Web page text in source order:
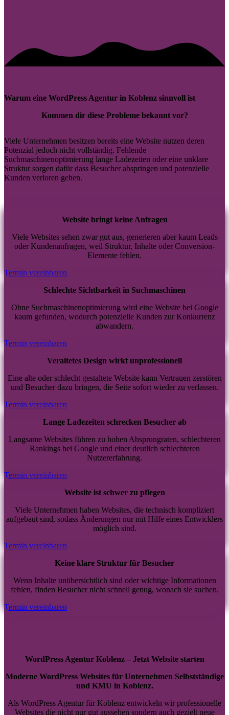
Warum eine WordPress Agentur in Koblenz sinnvoll ist
Kommen dir diese Probleme bekannt vor?
Viele Unternehmen besitzen bereits eine Website nutzen deren
Potenzial jedoch nicht vollständig. Fehlende
Suchmaschinenoptimierung lange Ladezeiten oder eine unklare
Struktur sorgen dafür dass Besucher abspringen und potenzielle
Kunden verloren gehen.
Website bringt keine Anfragen
Viele Websites sehen zwar gut aus, generieren aber kaum Leads
oder Kundenanfragen, weil Struktur, Inhalte oder Conversion-
Elemente fehlen.
Termin vereinbaren
Schlechte Sichtbarkeit in Suchmaschinen
Ohne Suchmaschinenoptimierung wird eine Website bei Google
kaum gefunden, wodurch potenzielle Kunden zur Konkurrenz
abwandern.
Termin vereinbaren
Veraltetes Design wirkt unprofessionell
Eine alte oder schlecht gestaltete Website kann Vertrauen zerstören
und Besucher dazu bringen, die Seite sofort wieder zu verlassen.
Termin vereinbaren
Lange Ladezeiten schrecken Besucher ab
Langsame Websites führen zu hohen Absprungraten, schlechteren
Rankings bei Google und einer deutlich schlechteren
Nutzererfahrung.
Termin vereinbaren
Website ist schwer zu pflegen
Viele Unternehmen haben Websites, die technisch kompliziert
aufgebaut sind, sodass Änderungen nur mit Hilfe eines Entwicklers
möglich sind.
Termin vereinbaren
Keine klare Struktur für Besucher
Wenn Inhalte unübersichtlich sind oder wichtige Informationen
fehlen, finden Besucher nicht schnell genug, wonach sie suchen.
Termin vereinbaren
WordPress Agentur Koblenz – Jetzt Website starten
Moderne WordPress Websites für Unternehmen Selbstständige
und KMU in Koblenz.
Als WordPress Agentur für Koblenz entwickeln wir professionelle
Websites die nicht nur gut aussehen sondern auch gezielt neue